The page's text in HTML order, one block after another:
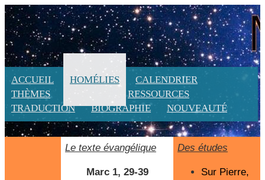
ACCUEIL HOMÉLIES
CALENDRIER
THÈMES
RESSOURCES
TRADUCTION
BIOGRAPHIE NOUVEAUTÉ
Le texte évangélique
Marc 1, 29-39
Des études
Sur Pierre,